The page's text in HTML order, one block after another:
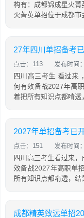
构有：成都锦成星火
火菁英单招位于成都市
点击：113 发布时间
四川高三考生 看过来
何有效备战2027年高
着把所有知识点都啃透
点击：151 发布时间
四川高三考生看过来
效备战2027年高职单
所有知识点都啃透，结
成都精英致远单招